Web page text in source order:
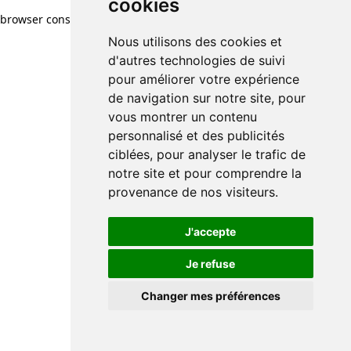
cookies
Nous utilisons des cookies et
d'autres technologies de suivi
pour améliorer votre expérience
de navigation sur notre site, pour
vous montrer un contenu
personnalisé et des publicités
ciblées, pour analyser le trafic de
notre site et pour comprendre la
provenance de nos visiteurs.
J'accepte
Je refuse
Changer mes préférences
browser console for more information)